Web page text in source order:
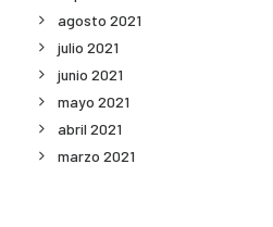
agosto 2021
julio 2021
junio 2021
mayo 2021
abril 2021
marzo 2021